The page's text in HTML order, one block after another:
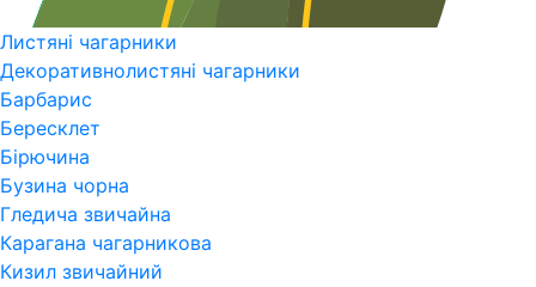
Листяні чагарники
Декоративнолистяні чагарники
Барбарис
Бересклет
Бірючина
Бузина чорна
Гледича звичайна
Карагана чагарникова
Кизил звичайний